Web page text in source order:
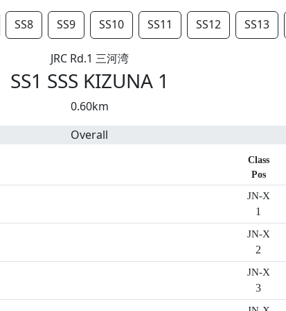
SS8 SS9 SS10 SS11 SS12 SS13
JRC Rd.1 三河湾
SS1 SSS KIZUNA 1
0.60km
Overall
Class
Pos
JN-X
1
JN-X
2
JN-X
3